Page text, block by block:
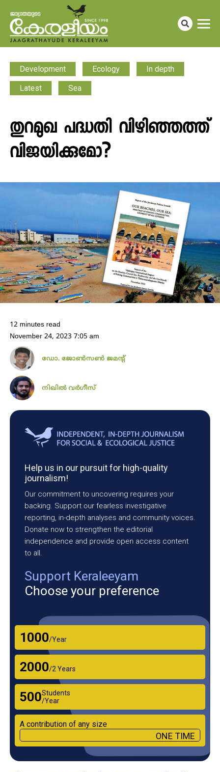
Development Ecology In depth
Latest Sea
തുറമുഖ പദ്ധതി വിഴിഞ്ഞത്ത്
വിജയിക്കുമോ?
12 minutes read
November 24, 2023 7:05 am
ഡോ. ജോൺസൺ ജമൻ്റ്
നിഖില്‍ വര്‍ഗീസ്‌
Help us in our pursuit for high-quality
journalism!
Our commitment to uncovering requires your
backing. Support our fearless investigative
reporting, in-depth analyses and community voices.
Donate now to strengthen the editorial
independence and provide open access content
to all.
Support Keraleeyam
Choose your preference
₹1000/Year
₹2000/2 Years
₹500Students
/Year
A contribution of any size
ONE TIME